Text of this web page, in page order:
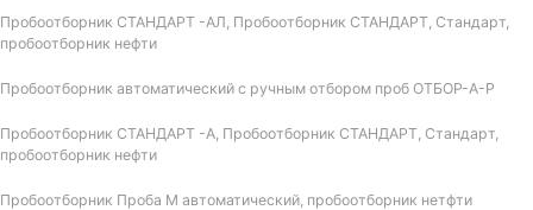
Пробоотборник СТАНДАРТ -АЛ, Пробоотборник СТАНДАРТ, Стандарт,
пробоотборник нефти
Пробоотборник автоматический с ручным отбором проб ОТБОР-А-Р
Пробоотборник СТАНДАРТ -А, Пробоотборник СТАНДАРТ, Стандарт,
пробоотборник нефти
Пробоотборник Проба М автоматический, пробоотборник нетфти